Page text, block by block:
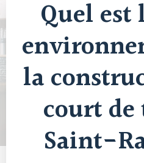
Quel est
la
court
Saint-